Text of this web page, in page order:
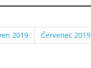
2019 Červenec 2019